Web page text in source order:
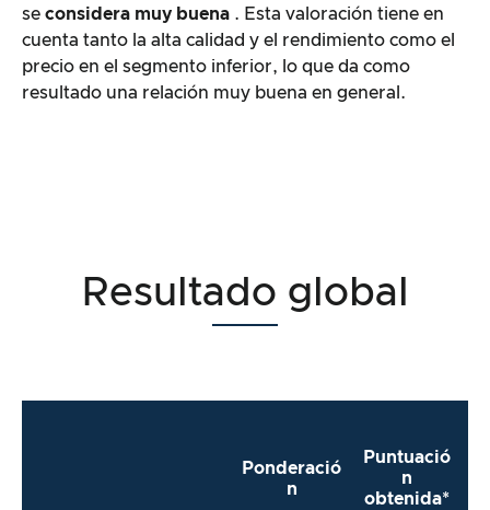
se considera muy buena . Esta valoración tiene en
cuenta tanto la alta calidad y el rendimiento como el
precio en el segmento inferior, lo que da como
resultado una relación muy buena en general.
Resultado global
Ponderació
n
Puntuació
n
obtenida*